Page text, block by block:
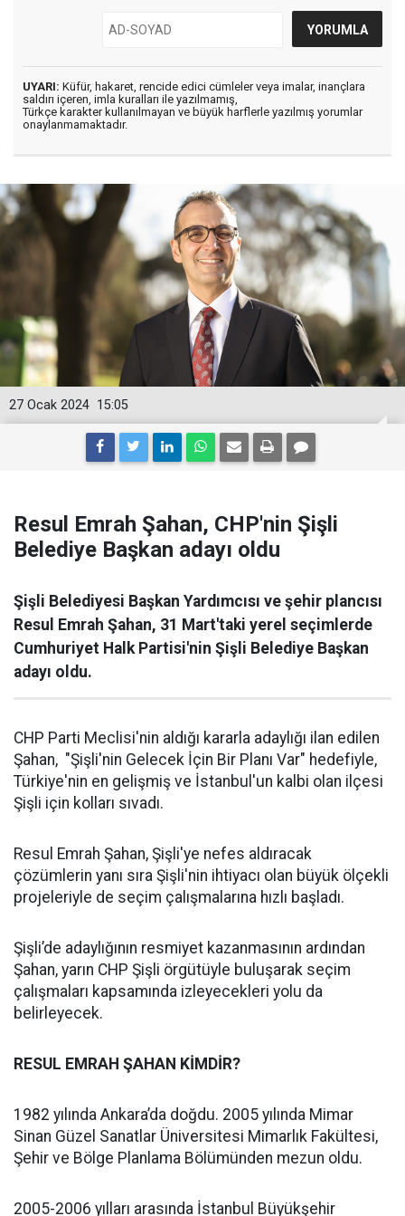
UYARI: Küfür, hakaret, rencide edici cümleler veya imalar, inançlara
saldırı içeren, imla kuralları ile yazılmamış,
Türkçe karakter kullanılmayan ve büyük harflerle yazılmış yorumlar
onaylanmamaktadır.
15:05
27 Ocak 2024
Resul Emrah Şahan, CHP'nin Şişli
Belediye Başkan adayı oldu
Şişli Belediyesi Başkan Yardımcısı ve şehir plancısı
Resul Emrah Şahan, 31 Mart'taki yerel seçimlerde
Cumhuriyet Halk Partisi'nin Şişli Belediye Başkan
adayı oldu.
CHP Parti Meclisi'nin aldığı kararla adaylığı ilan edilen
Şahan, "Şişli'nin Gelecek İçin Bir Planı Var" hedefiyle,
Türkiye'nin en gelişmiş ve İstanbul'un kalbi olan ilçesi
Şişli için kolları sıvadı.
Resul Emrah Şahan, Şişli'ye nefes aldıracak
çözümlerin yanı sıra Şişli'nin ihtiyacı olan büyük ölçekli
projeleriyle de seçim çalışmalarına hızlı başladı.
Şişli’de adaylığının resmiyet kazanmasının ardından
Şahan, yarın CHP Şişli örgütüyle buluşarak seçim
çalışmaları kapsamında izleyecekleri yolu da
belirleyecek.
RESUL EMRAH ŞAHAN KİMDİR?
1982 yılında Ankara’da doğdu. 2005 yılında Mimar
Sinan Güzel Sanatlar Üniversitesi Mimarlık Fakültesi,
Şehir ve Bölge Planlama Bölümünden mezun oldu.
2005-2006 yılları arasında İstanbul Büyükşehir